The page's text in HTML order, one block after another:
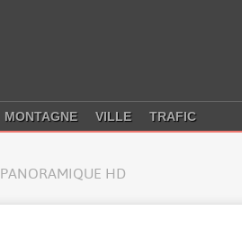
MONTAGNE VILLE TRAFIC
PANORAMIQUE HD